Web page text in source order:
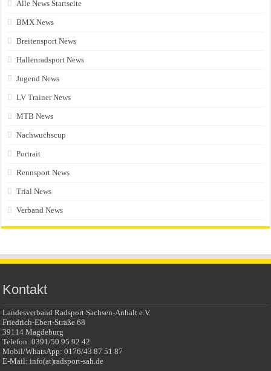
Alle News Startseite
BMX News
Breitensport News
Hallenradsport News
Jugend News
LV Trainer News
MTB News
Nachwuchscup
Portrait
Rennsport News
Trial News
Verband News
Kontakt
Landesverband Radsport Sachsen-Anhalt e.V.
Friedrich-Ebert-Straße 68
39114 Magdeburg
Telefon: 0391/50 95 92 42
Mobil/WhatsApp: 0176/43 87 51 87
E-Mail: info(at)radsport-sah.de